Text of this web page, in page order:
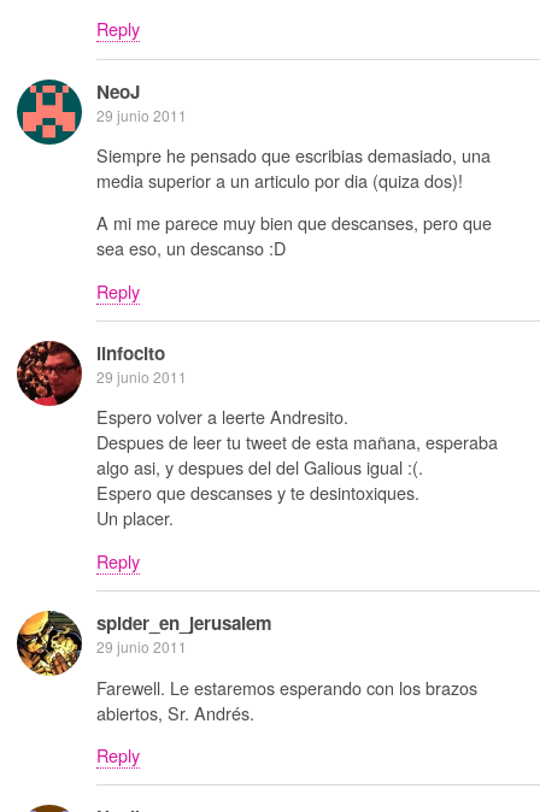
Reply
NeoJ
29 junio 2011
Siempre he pensado que escribias demasiado, una
media superior a un articulo por dia (quiza dos)!
A mi me parece muy bien que descanses, pero que
sea eso, un descanso :D
Reply
linfocito
29 junio 2011
Espero volver a leerte Andresito.
Despues de leer tu tweet de esta mañana, esperaba
algo asi, y despues del del Galious igual :(.
Espero que descanses y te desintoxiques.
Un placer.
Reply
spider_en_jerusalem
29 junio 2011
Farewell. Le estaremos esperando con los brazos
abiertos, Sr. Andrés.
Reply